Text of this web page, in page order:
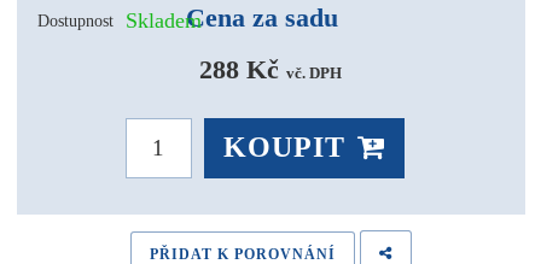
Dostupnost SklademCena za sadu
288 Kč vč. DPH
KOUPIT
PŘIDAT K POROVNÁNÍ